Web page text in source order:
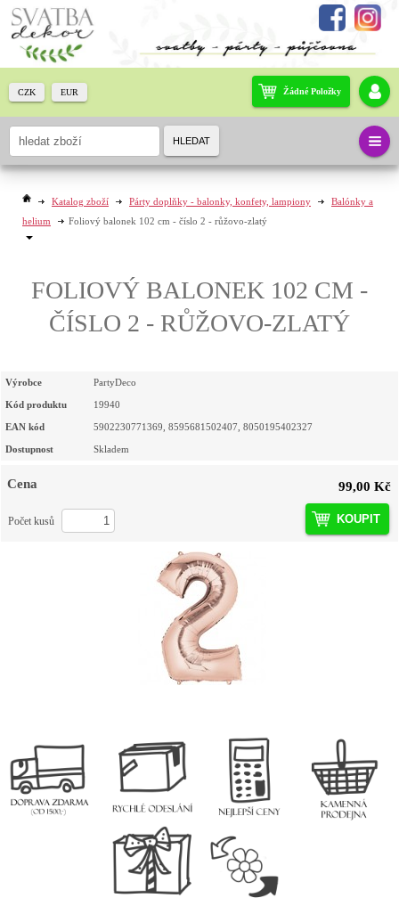
Katalog zboží Párty doplňky - balonky, konfety, lampiony
Balónky a
helium
Foliový balonek 102 cm - číslo 2 - růžovo-zlatý
FOLIOVÝ BALONEK 102 CM -
ČÍSLO 2 - RŮŽOVO-ZLATÝ
Výrobce PartyDeco
Kód produktu 19940
EAN kód 5902230771369, 8595681502407, 8050195402327
Dostupnost Skladem
Cena 99,00 Kč
KOUPIT
Počet kusů
Žádné Položky
CZK EUR
HLEDAT